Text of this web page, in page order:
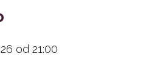
od 21:00